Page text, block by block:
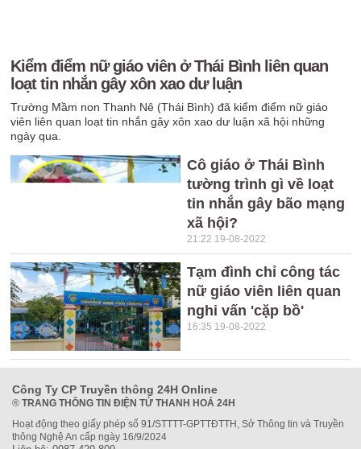
Kiểm điểm nữ giáo viên ở Thái Bình liên quan
loạt tin nhắn gây xôn xao dư luận
Trường Mầm non Thanh Nê (Thái Bình) đã kiểm điểm nữ giáo
viên liên quan loạt tin nhắn gây xôn xao dư luận xã hội những
ngày qua.
Cô giáo ở Thái Bình
tường trình gì về loạt
tin nhắn gây bão mạng
xã hội?
21:22 19-08-2022
Tạm đình chỉ công tác
nữ giáo viên liên quan
nghi vấn 'cặp bồ'
16:35 19-08-2022
Công Ty CP Truyền thông 24H Online
® TRANG THÔNG TIN ĐIỆN TỬ THANH HOÁ 24H
Hoạt động theo giấy phép số 91/STTTT-GPTTĐTTH, Sở Thông tin và Truyền
thông Nghệ An cấp ngày 16/9/2024